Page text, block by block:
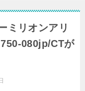
ミリオンアリ
080jp/CTが